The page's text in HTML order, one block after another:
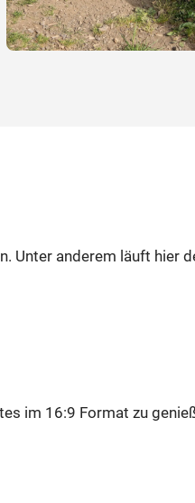
Unter anderem läuft hier
im 16:9 Format zu